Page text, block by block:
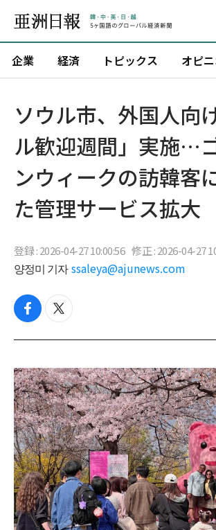
企業 経済 トピックス オピ
ソウル市、外国人向
ル歓迎週間」実施…
ンウィークの訪韓客
た管理サービス拡大
登録 : 2026-04-27 10:00:56 修正 : 2026-04-27
양정미 기자 ssaleya@ajunews.com
f
c
b
o
o
k
t
i
t
e
r